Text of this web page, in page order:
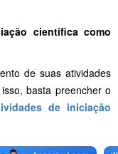
científica como
de suas atividades
basta preencher o
de iniciação